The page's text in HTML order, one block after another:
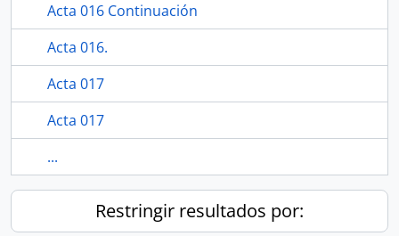
Acta 016 Continuación
Acta 016.
Acta 017
Acta 017
...
Restringir resultados por: